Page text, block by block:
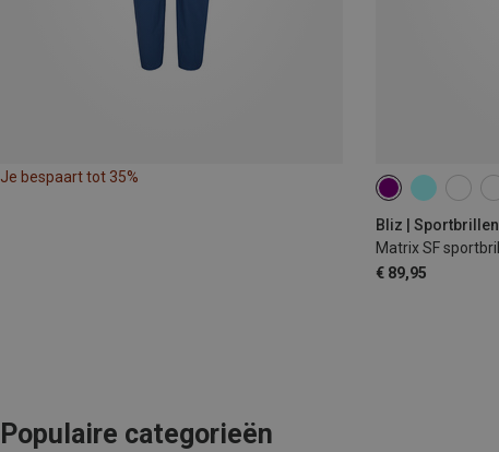
Je bespaart tot 35%
Bliz | Sportbrillen
Matrix SF sportbril
€ 89,95
Populaire categorieën